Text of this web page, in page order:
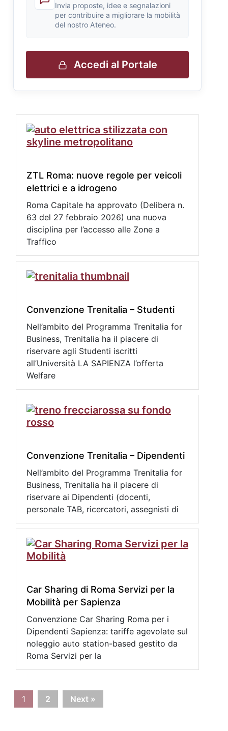
Invia proposte, idee e segnalazioni
per contribuire a migliorare la mobilità
del nostro Ateneo.
Accedi al Portale
ZTL Roma: nuove regole per veicoli
elettrici e a idrogeno
Roma Capitale ha approvato (Delibera n.
63 del 27 febbraio 2026) una nuova
disciplina per l’accesso alle Zone a
Traffico
Convenzione Trenitalia – Studenti
Nell’ambito del Programma Trenitalia for
Business, Trenitalia ha il piacere di
riservare agli Studenti iscritti
all’Università LA SAPIENZA l’offerta
Welfare
Convenzione Trenitalia – Dipendenti
Nell’ambito del Programma Trenitalia for
Business, Trenitalia ha il piacere di
riservare ai Dipendenti (docenti,
personale TAB, ricercatori, assegnisti di
Car Sharing di Roma Servizi per la
Mobilità per Sapienza
Convenzione Car Sharing Roma per i
Dipendenti Sapienza: tariffe agevolate sul
noleggio auto station-based gestito da
Roma Servizi per la
1 2 Next »